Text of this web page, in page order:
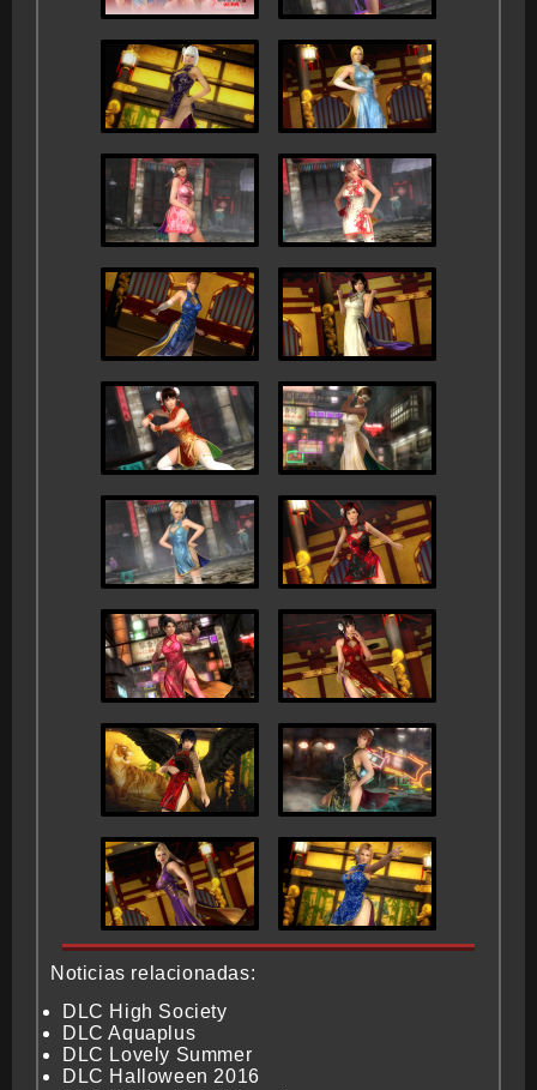
Noticias relacionadas:
DLC High Society
DLC Aquaplus
DLC Lovely Summer
DLC Halloween 2016